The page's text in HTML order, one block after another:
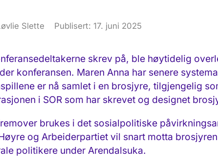
Slette Publisert: 17. juni 2025
skrev på, ble høytidelig
konferansen. Maren Anna har senere
er nå samlet i en brosjyre, tilgjengelig
i SOR som har skrevet og designet
brukes i det sosialpolitiske
og Arbeiderpartiet vil snart motta
politikere under Arendalsuka.